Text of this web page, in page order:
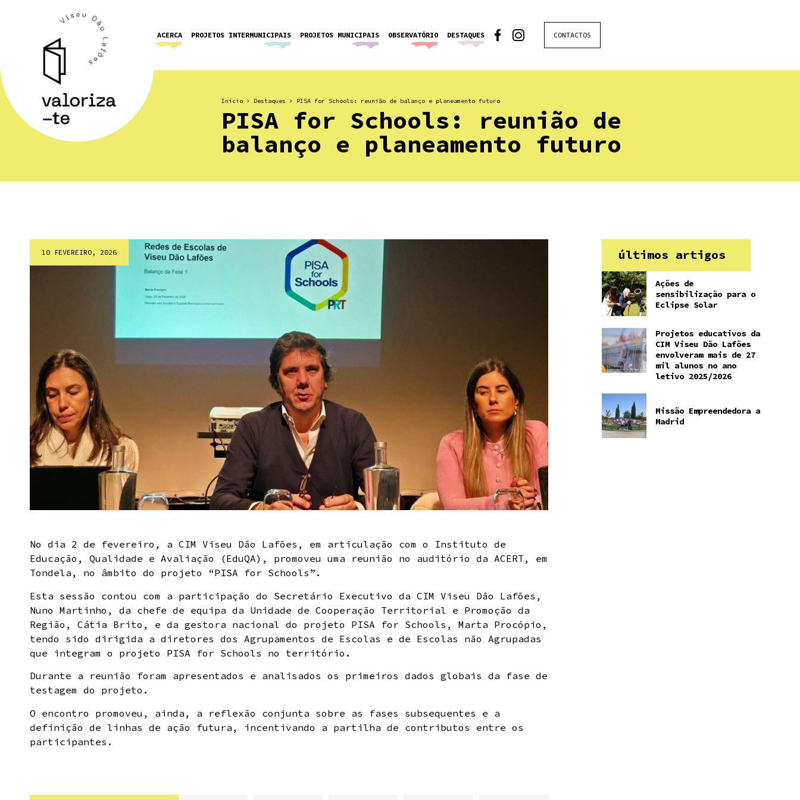
ACERCA PROJETOS INTERMUNICIPAIS PROJETOS MUNICIPAIS OBSERVATÓRIO DESTAQUES CONTACTOS
Início > Destaques > PISA for Schools: reunião de balanço e planeamento futuro
PISA for Schools: reunião de
balanço e planeamento futuro
10 FEVEREIRO, 2026
No dia 2 de fevereiro, a CIM Viseu Dão Lafões, em articulação com o Instituto de
Educação, Qualidade e Avaliação (EduQA), promoveu uma reunião no auditório da ACERT, em
Tondela, no âmbito do projeto “PISA for Schools”.
Esta sessão contou com a participação do Secretário Executivo da CIM Viseu Dão Lafões,
Nuno Martinho, da chefe de equipa da Unidade de Cooperação Territorial e Promoção da
Região, Cátia Brito, e da gestora nacional do projeto PISA for Schools, Marta Procópio,
tendo sido dirigida a diretores dos Agrupamentos de Escolas e de Escolas não Agrupadas
que integram o projeto PISA for Schools no território.
Durante a reunião foram apresentados e analisados os primeiros dados globais da fase de
testagem do projeto.
O encontro promoveu, ainda, a reflexão conjunta sobre as fases subsequentes e a
definição de linhas de ação futura, incentivando a partilha de contributos entre os
participantes.
últimos artigos
Ações de
sensibilização para o
Eclipse Solar
Projetos educativos da
CIM Viseu Dão Lafões
envolveram mais de 27
mil alunos no ano
letivo 2025/2026
Missão Empreendedora a
Madrid